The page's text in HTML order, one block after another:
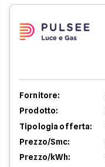
Fornitore:
Prodotto:
Tipologia offerta:
Prezzo/Smc:
Prezzo/kWh: